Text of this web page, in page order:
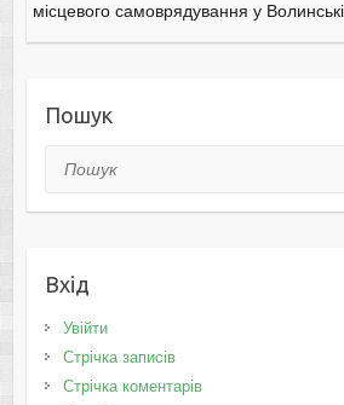
місцевого самоврядування у
Пошук
Пошук
Вхід
Увійти
Стрічка записів
Стрічка коментарів